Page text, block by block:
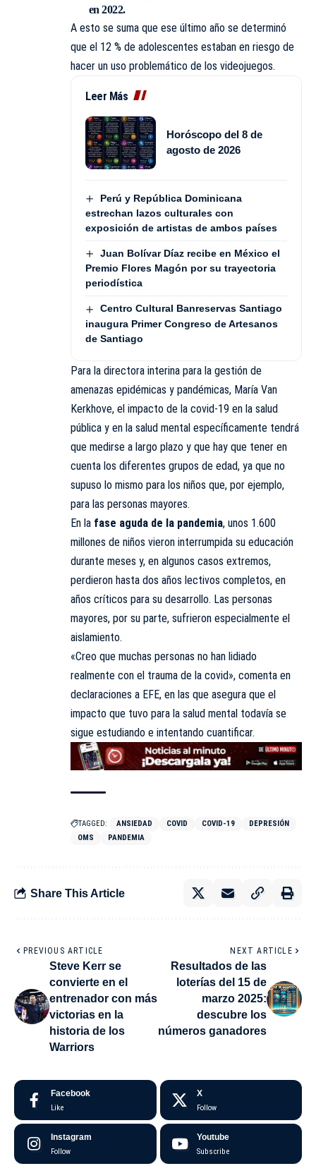
en 2022.
A esto se suma que ese último año se determinó
que el 12 % de adolescentes estaban en riesgo de
hacer un uso problemático de los videojuegos.
Leer Más
Horóscopo del 8 de
agosto de 2026
Perú y República Dominicana
estrechan lazos culturales con
exposición de artistas de ambos países
Juan Bolívar Díaz recibe en México el
Premio Flores Magón por su trayectoria
periodística
Centro Cultural Banreservas Santiago
inaugura Primer Congreso de Artesanos
de Santiago
Para la directora interina para la gestión de
amenazas epidémicas y pandémicas, María Van
Kerkhove, el impacto de la covid-19 en la salud
pública y en la salud mental específicamente tendrá
que medirse a largo plazo y que hay que tener en
cuenta los diferentes grupos de edad, ya que no
supuso lo mismo para los niños que, por ejemplo,
para las personas mayores.
En la fase aguda de la pandemia, unos 1.600
millones de niños vieron interrumpida su educación
durante meses y, en algunos casos extremos,
perdieron hasta dos años lectivos completos, en
años críticos para su desarrollo. Las personas
mayores, por su parte, sufrieron especialmente el
aislamiento.
«Creo que muchas personas no han lidiado
realmente con el trauma de la covid», comenta en
declaraciones a EFE, en las que asegura que el
impacto que tuvo para la salud mental todavía se
sigue estudiando e intentando cuantificar.
TAGGED: ANSIEDAD COVID COVID-19
DEPRESIÓN
OMS
PANDEMIA
Share This Article
PREVIOUS ARTICLE
Steve Kerr se
convierte en el
entrenador con más
victorias en la
historia de los
Warriors
NEXT ARTICLE
Resultados de las
loterías del 15 de
marzo 2025:
descubre los
números ganadores
Facebook
Like
X
Follow
Instagram
Follow
Youtube
Subscribe